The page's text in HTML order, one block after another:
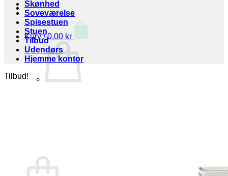
Kurv /0,00 kr
Skønhed
Soveværelse
Spisestuen
Stuen
Tilbud
Udendørs
Hjemme kontor
Tilbud!